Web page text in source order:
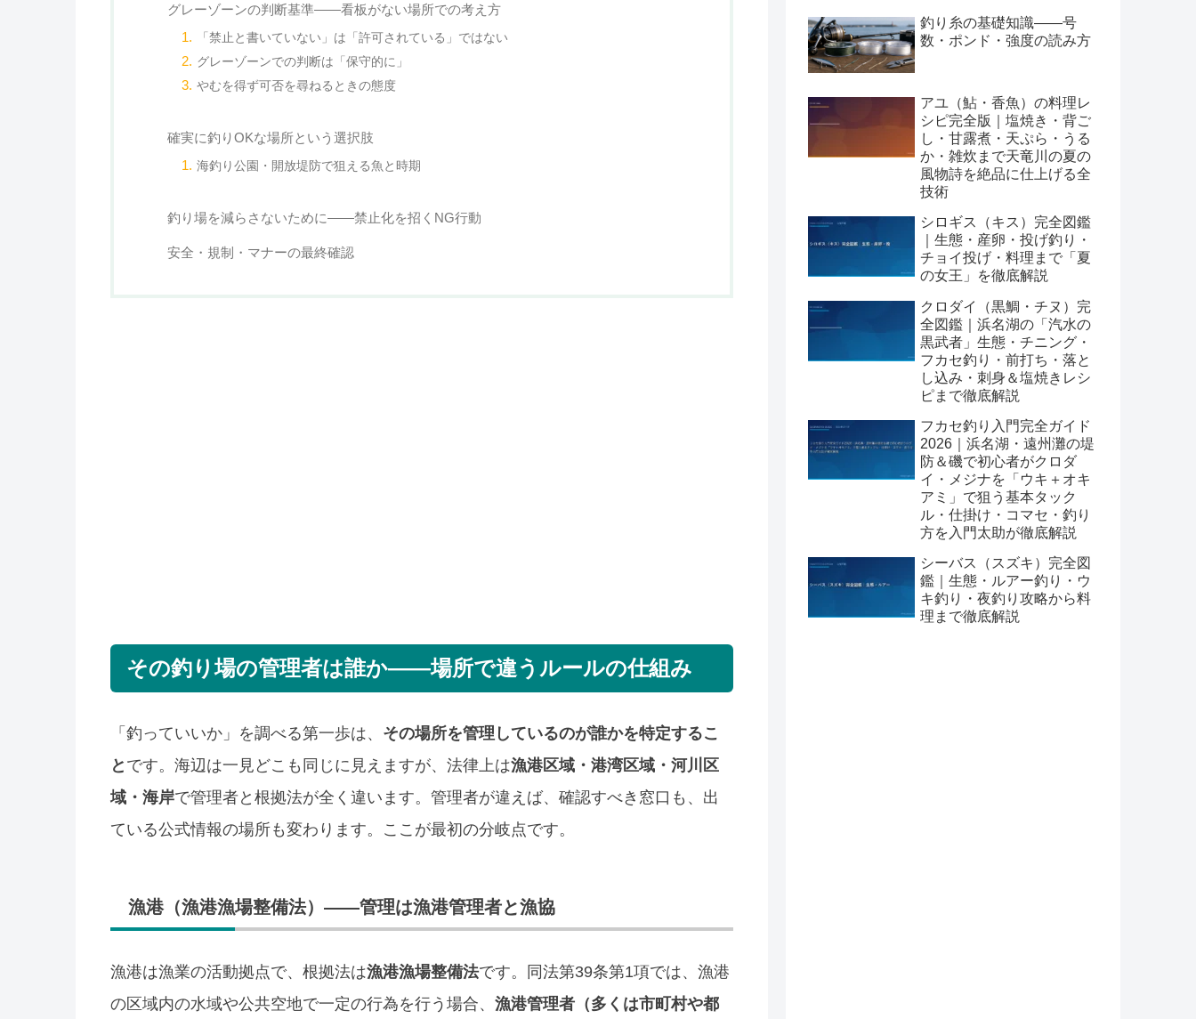
グレーゾーンの判断基準——看板がない場所での考え方
「禁止と書いていない」は「許可されている」ではない
グレーゾーンでの判断は「保守的に」
やむを得ず可否を尋ねるときの態度
確実に釣りOKな場所という選択肢
海釣り公園・開放堤防で狙える魚と時期
釣り場を減らさないために——禁止化を招くNG行動
安全・規制・マナーの最終確認
その釣り場の管理者は誰か——場所で違うルールの仕組み
「釣っていいか」を調べる第一歩は、 その場所を管理しているのが誰かを特定するこ
と です。海辺は一見どこも同じに見えますが、法律上は漁港区域・港湾区域・河川区
域・海岸で管理者と根拠法が全く違います。管理者が違えば、確認すべき窓口も、出
ている公式情報の場所も変わります。ここが最初の分岐点です。
漁港（漁港漁場整備法）——管理は漁港管理者と漁協
漁港は漁業の活動拠点で、根拠法は漁港漁場整備法です。同法第39条第1項では、漁港
の区域内の水域や公共空地で一定の行為を行う場合、 漁港管理者（多くは市町村や都
釣り糸の基礎知識——号
数・ポンド・強度の読み方
アユ（鮎・香魚）の料理レ
シピ完全版｜塩焼き・背ご
し・甘露煮・天ぷら・うる
か・雑炊まで天竜川の夏の
風物詩を絶品に仕上げる全
技術
シロギス（キス）完全図鑑
｜生態・産卵・投げ釣り・
チョイ投げ・料理まで「夏
の女王」を徹底解説
クロダイ（黒鯛・チヌ）完
全図鑑｜浜名湖の「汽水の
黒武者」生態・チニング・
フカセ釣り・前打ち・落と
し込み・刺身＆塩焼きレシ
ピまで徹底解説
フカセ釣り入門完全ガイド
2026｜浜名湖・遠州灘の堤
防＆磯で初心者がクロダ
イ・メジナを「ウキ＋オキ
アミ」で狙う基本タック
ル・仕掛け・コマセ・釣り
方を入門太助が徹底解説
シーバス（スズキ）完全図
鑑｜生態・ルアー釣り・ウ
キ釣り・夜釣り攻略から料
理まで徹底解説